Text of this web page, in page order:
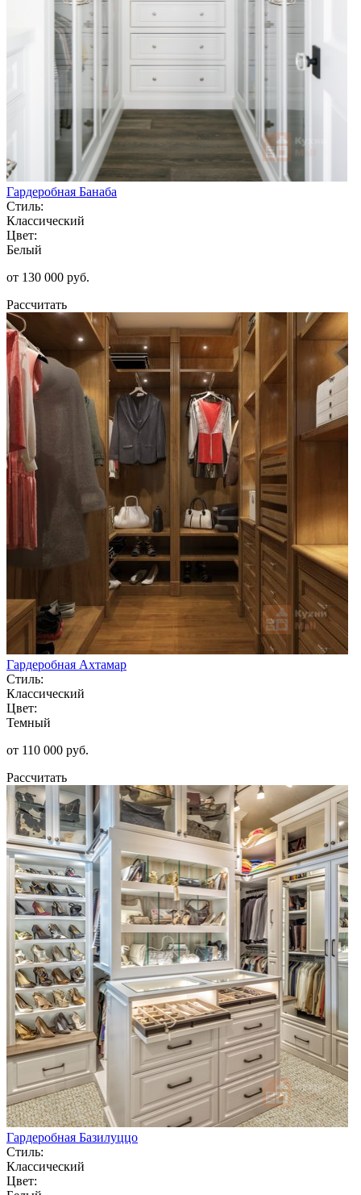
Гардеробная Банаба
Стиль:
Классический
Цвет:
Белый
от 130 000 руб.
Рассчитать
Гардеробная Ахтамар
Стиль:
Классический
Цвет:
Темный
от 110 000 руб.
Рассчитать
Гардеробная Базилуццо
Стиль:
Классический
Цвет: